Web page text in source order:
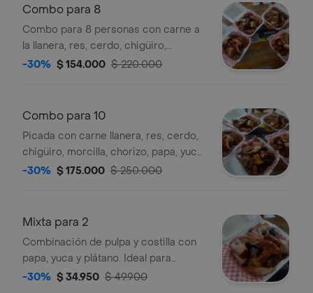
Combo para 8
Combo para 8 personas con carne a
la llanera, res, cerdo, chigüiro,
morcilla, chorizo, papa, yuca, plátano y
-30% $ 154.000 $ 220.000
Combo para 10
Picada con carne llanera, res, cerdo,
chigüiro, morcilla, chorizo, papa, yuca
plátano, guacamole.
-30% $ 175.000 $ 250.000
Mixta para 2
Combinación de pulpa y costilla con
papa, yuca y plátano. Ideal para
compartir entre dos.
-30% $ 34.950 $ 49.900